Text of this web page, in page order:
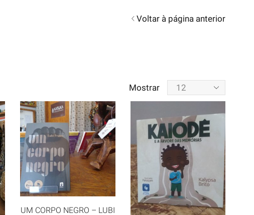
Voltar à página anterior
Mostrar
UM CORPO NEGRO – LUBI